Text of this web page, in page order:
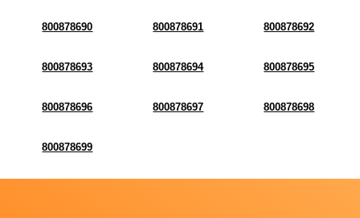
800878690 800878691 800878692
800878693 800878694 800878695
800878696 800878697 800878698
800878699